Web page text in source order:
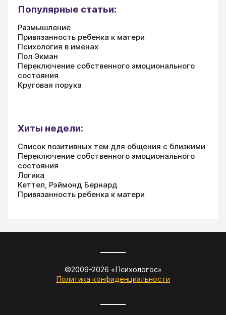
Популярные статьи:
Размышление
Привязанность ребенка к матери
Психология в именах
Пол Экман
Переключение собственного эмоционального
состояния
Круговая порука
Хиты недели:
Список позитивных тем для общения с близкими
Переключение собственного эмоционального
состояния
Логика
Кеттел, Рэймонд Бернард
Привязанность ребенка к матери
©2009-2026 «Психологос»
Политика конфиденциальности